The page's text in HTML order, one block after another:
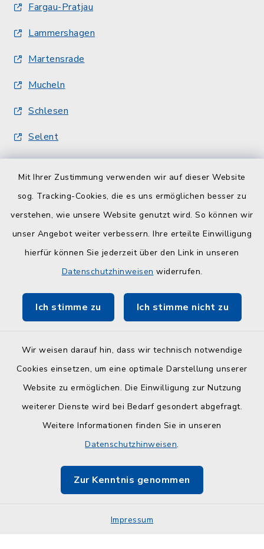
Mit Ihrer Zustimmung verwenden wir auf dieser Website
sog. Tracking-Cookies, die es uns ermöglichen besser zu
verstehen, wie unsere Website genutzt wird. So können wir
unser Angebot weiter verbessern. Ihre erteilte Einwilligung
hierfür können Sie jederzeit über den Link in unseren
Datenschutzhinweisen widerrufen.
Ich stimme zu Ich stimme nicht zu
Wir weisen darauf hin, dass wir technisch notwendige
Cookies einsetzen, um eine optimale Darstellung unserer
Website zu ermöglichen. Die Einwilligung zur Nutzung
weiterer Dienste wird bei Bedarf gesondert abgefragt.
Weitere Informationen finden Sie in unseren
Datenschutzhinweisen.
Zur Kenntnis genommen
Impressum
Fargau-Pratjau
Lammershagen
Martensrade
Mucheln
Schlesen
Selent
Quicklinks
Serviceportal Schleswig-Holstein
ZuFiSH
Am Selent/Schlesen MapOne
Barrierefreiheit
Impressum
Sitemap